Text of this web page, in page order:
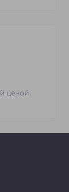
ценой